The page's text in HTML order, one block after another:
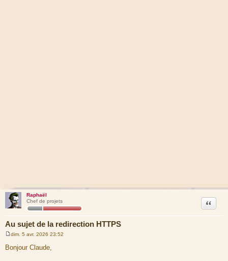
Raphaël
Chef de projets
Au sujet de la redirection HTTPS
Citation
s
dim. 5 avr. 2026 23:52
Bonjour Claude,